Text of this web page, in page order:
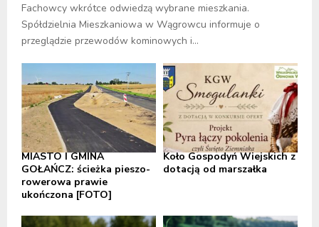
Fachowcy wkrótce odwiedzą wybrane mieszkania.
Spółdzielnia Mieszkaniowa w Wągrowcu informuje o
przeglądzie przewodów kominowych i...
MIASTO I GMINA
GOŁAŃCZ: ścieżka pieszo-
rowerowa prawie
ukończona [FOTO]
Koło Gospodyń Wiejskich z
dotacją od marszałka